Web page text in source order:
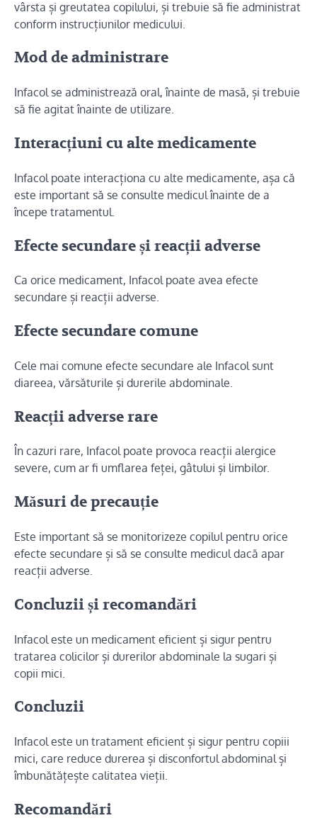
vârsta și greutatea copilului, și trebuie să fie administrat
conform instrucțiunilor medicului.
Mod de administrare
Infacol se administrează oral, înainte de masă, și trebuie
să fie agitat înainte de utilizare.
Interacțiuni cu alte medicamente
Infacol poate interacționa cu alte medicamente, așa că
este important să se consulte medicul înainte de a
începe tratamentul.
Efecte secundare și reacții adverse
Ca orice medicament, Infacol poate avea efecte
secundare și reacții adverse.
Efecte secundare comune
Cele mai comune efecte secundare ale Infacol sunt
diareea, vărsăturile și durerile abdominale.
Reacții adverse rare
În cazuri rare, Infacol poate provoca reacții alergice
severe, cum ar fi umflarea feței, gâtului și limbilor.
Măsuri de precauție
Este important să se monitorizeze copilul pentru orice
efecte secundare și să se consulte medicul dacă apar
reacții adverse.
Concluzii și recomandări
Infacol este un medicament eficient și sigur pentru
tratarea colicilor și durerilor abdominale la sugari și
copii mici.
Concluzii
Infacol este un tratament eficient și sigur pentru copiii
mici, care reduce durerea și disconfortul abdominal și
îmbunătățește calitatea vieții.
Recomandări